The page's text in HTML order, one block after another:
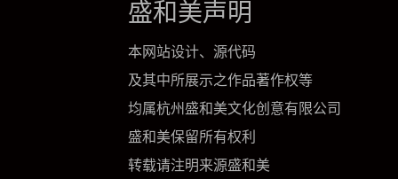
盛和美声明
本网站设计、源代码
及其中所展示之作品著作权等
均属杭州盛和美文化创意有限公司
盛和美保留所有权利
转载请注明来源盛和美